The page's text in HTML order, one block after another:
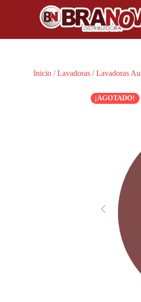
Inicio /Lavadoras /Lavadoras